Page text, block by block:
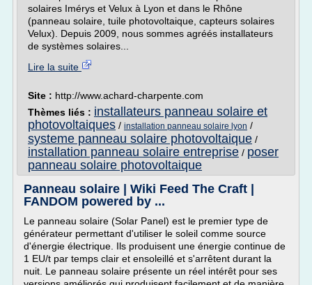
solaires Imérys et Velux à Lyon et dans le Rhône
(panneau solaire, tuile photovoltaique, capteurs solaires
Velux). Depuis 2009, nous sommes agréés installateurs
de systèmes solaires...
Lire la suite
Site : http://www.achard-charpente.com
Thèmes liés : installateurs panneau solaire et
photovoltaiques / installation panneau solaire lyon /
systeme panneau solaire photovoltaique /
installation panneau solaire entreprise / poser
panneau solaire photovoltaique
Panneau solaire | Wiki Feed The Craft |
FANDOM powered by ...
Le panneau solaire (Solar Panel) est le premier type de
générateur permettant d'utiliser le soleil comme source
d'énergie électrique. Ils produisent une énergie continue de
1 EU/t par temps clair et ensoleillé et s'arrêtent durant la
nuit. Le panneau solaire présente un réel intérêt pour ses